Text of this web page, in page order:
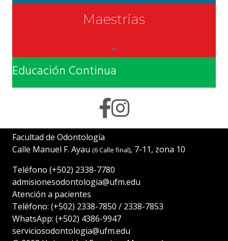
Maestrías
Educación Continua
Facultad de Odontología
Calle Manuel F. Ayau (6 Calle final), 7-11, zona 10
Teléfono (+502) 2338-7780
admisionesodontologia@ufm.edu
Atención a pacientes
Teléfono: (+502) 2338-7850 / 2338-7853
WhatsApp: (+502) 4386-9947
serviciosodontologia@ufm.edu